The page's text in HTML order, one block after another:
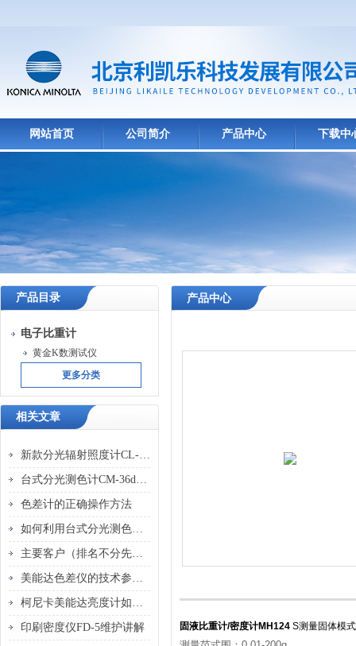
网站首页 公司简介 产品中心 下载中
产品目录
电子比重计
黄金K数测试仪
更多分类
相关文章
新款分光辐射照度计CL-700A 适用低照度和宽波长范围的快速光测量方案
台式分光测色计CM-36dG 优势分析
色差计的正确操作方法
如何利用台式分光测色计CM-36dG实现产品颜色品质的严格把控？
主要客户（排名不分先后）
美能达色差仪的技术参数介绍
柯尼卡美能达亮度计如何解析表面微观结构
印刷密度仪FD-5维护讲解
产品中心
固液比重计/密度计MH124 S测量固体模式